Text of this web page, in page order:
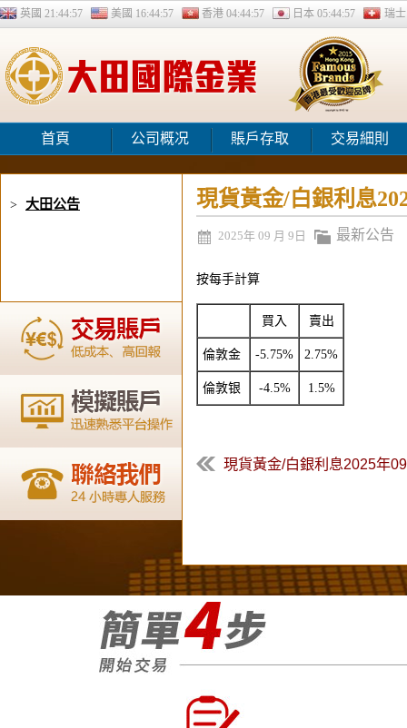
英國 21:44:58 美國 16:44:58 香港 04:44:58 日本 05:44:58 瑞
首頁 公司概况 賬戶存取 交易細則
> 大田公告 現貨黃金/白銀利息
2025年 09 月 9日 最新公告
按每手計算
買 入 賣出
倫敦金 -5.75% 2.75%
倫敦银 -4.5% 1.5%
現貨黃金/白銀利息2025年